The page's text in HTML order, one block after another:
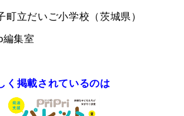
町立だいご小学校（茨城県）
集室
く掲載されているのは